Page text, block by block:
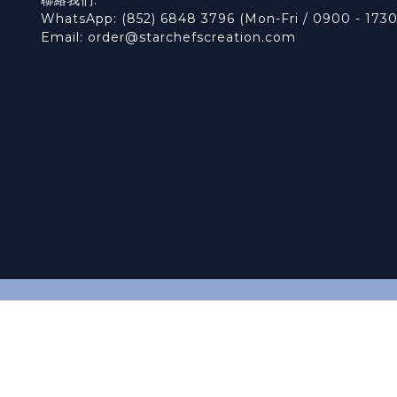
WhatsApp: (852) 6848 3796 (Mon-Fri / 0900 -
Email: order@starchefscreation.com